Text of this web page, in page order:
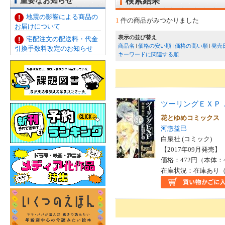
地震の影響による商品の
お届けについて
宅配注文の配送料・代金
引換手数料改定のお知らせ
1 件の商品がみつかりました
表示の並び替え
商品名
価格の安い順 価格の高い順 発売
キーワードに関連する順
ツーリングＥＸ
花とゆめコミック
河惣益巳
白泉社 (コミック)
【2017年09月発売
価格：472円（本体
在庫状況：在庫あり